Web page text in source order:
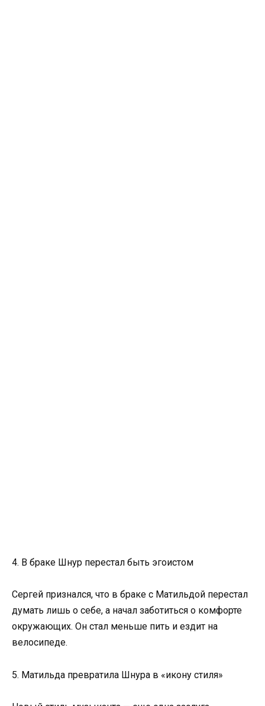
4. В браке Шнур перестал быть эгоистом
Сергей признался, что в браке с Матильдой перестал
думать лишь о себе, а начал заботиться о комфорте
окружающих. Он стал меньше пить и ездит на
велосипеде.
5. Матильда превратила Шнура в «икону стиля»